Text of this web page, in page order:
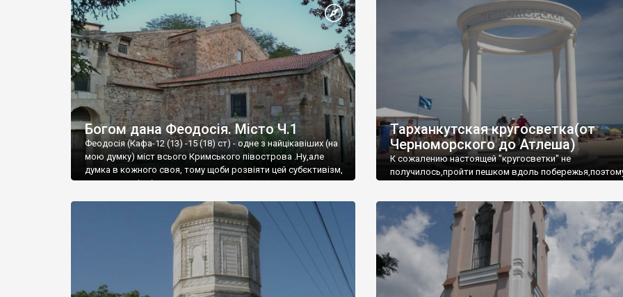
Богом дана Феодосія. Місто Ч.1
Феодосія (Кафа-12 (13) -15 (18) ст) - одне з найцікавіших (на
мою думку) міст всього Кримського півострова .Ну,але
думка в кожного своя, тому щоби розвіяти цей субєктивізм,
запрошую відвідати це
Тарханкутская кругосветка(от
Черноморского до Атлеша)
К сожалению настоящей "кругосветки" не
получилось,пройти пешком вдоль